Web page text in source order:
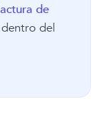
de
del